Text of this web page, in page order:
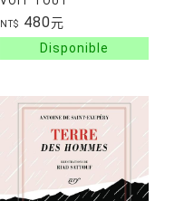
NT$ 480元